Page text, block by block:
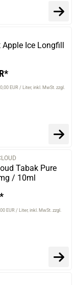
Apple Ice Longfill
EUR / Liter inkl. MwSt. zzgl.
Tabak Pure
/ 10ml
EUR / Liter inkl. MwSt. zzgl.